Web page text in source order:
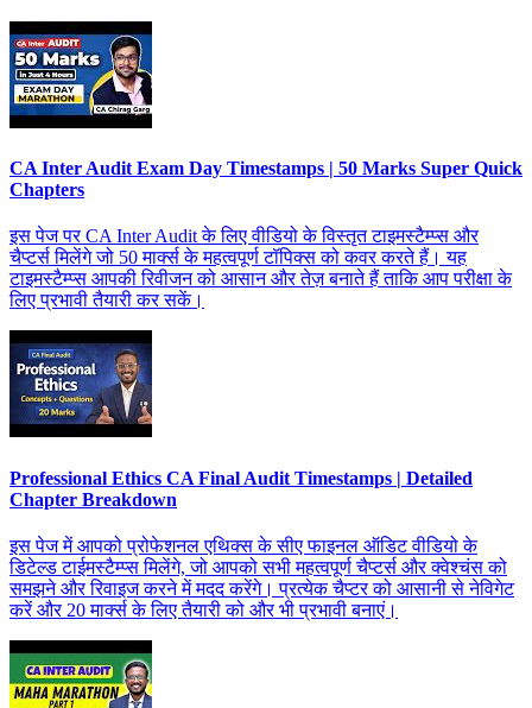
CA Inter Audit Exam Day Timestamps | 50 Marks Super Quick
Chapters
इस पेज पर CA Inter Audit के लिए वीडियो के विस्तृत टाइमस्टैम्प्स और
चैप्टर्स मिलेंगे जो 50 मार्क्स के महत्वपूर्ण टॉपिक्स को कवर करते हैं। यह
टाइमस्टैम्प्स आपकी रिवीजन को आसान और तेज़ बनाते हैं ताकि आप परीक्षा के
लिए प्रभावी तैयारी कर सकें।
Professional Ethics CA Final Audit Timestamps | Detailed
Chapter Breakdown
इस पेज में आपको प्रोफेशनल एथिक्स के सीए फाइनल ऑडिट वीडियो के
डिटेल्ड टाईमस्टैम्प्स मिलेंगे, जो आपको सभी महत्वपूर्ण चैप्टर्स और क्वेश्चंस को
समझने और रिवाइज करने में मदद करेंगे। प्रत्येक चैप्टर को आसानी से नेविगेट
करें और 20 मार्क्स के लिए तैयारी को और भी प्रभावी बनाएं।